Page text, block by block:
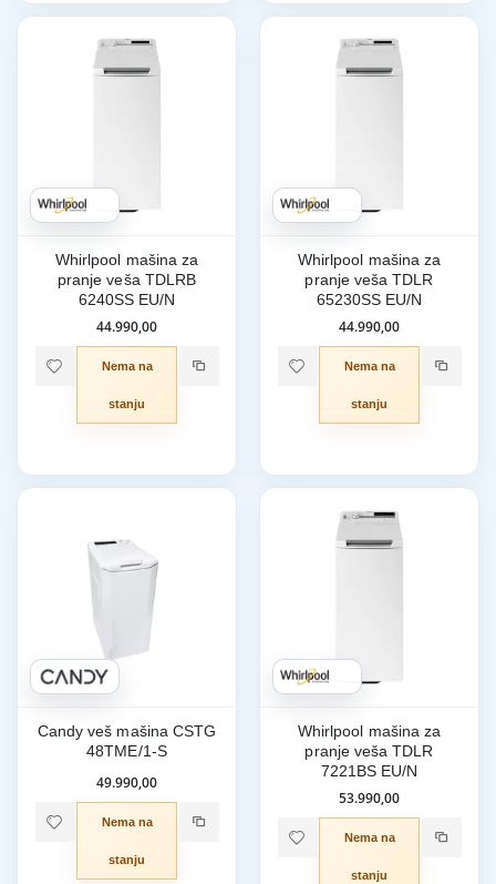
Whirlpool mašina za
pranje veša TDLRB
6240SS EU/N
44.990,00
Nema na
stanju
Whirlpool mašina za
pranje veša TDLR
65230SS EU/N
44.990,00
Nema na
stanju
Candy veš mašina CSTG
48TME/1-S
49.990,00
Nema na
stanju
Whirlpool mašina za
pranje veša TDLR
7221BS EU/N
53.990,00
Nema na
stanju